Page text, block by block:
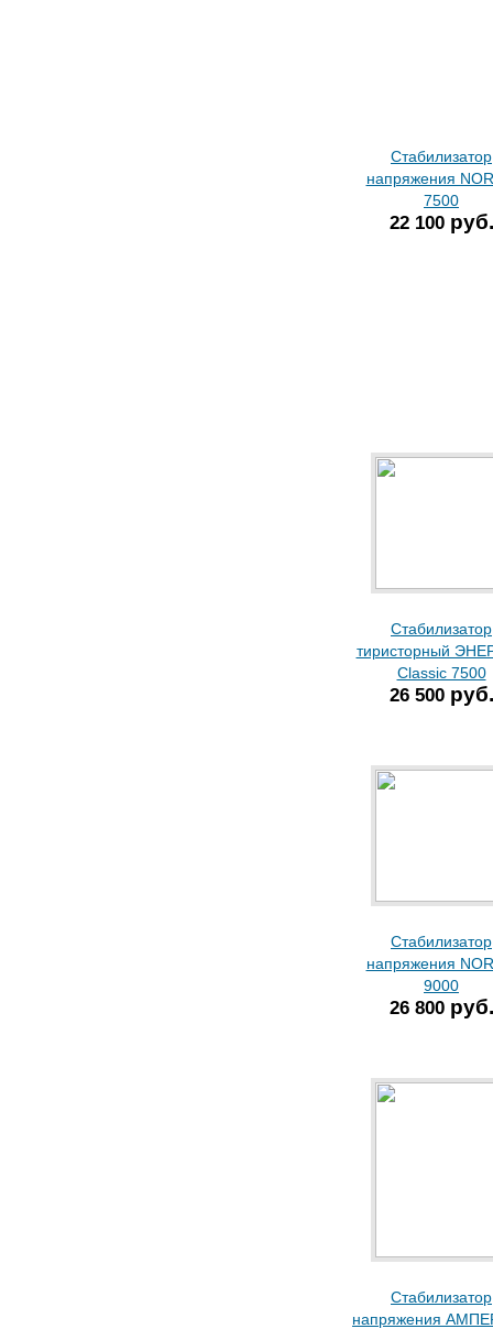
Стабилизатор
напряжения
7500
22 100руб.
Стабилизатор
тиристорный
Classic 7500
26 500руб.
Стабилизатор
напряжения
9000
26 800руб.
Стабилизатор
напряжения